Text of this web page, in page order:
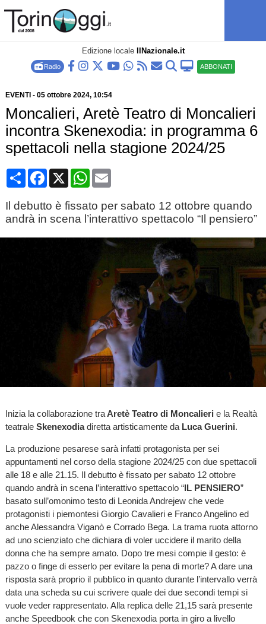
Edizione locale IlNazionale.it
Radio ABBONATI
EVENTI - 05 ottobre 2024, 10:54
Moncalieri, Aretè Teatro di Moncalieri
incontra Skenexodia: in programma 6
spettacoli nella stagione 2024/25
CondividiFacebook
X WhatsApp
Email
Il debutto è fissato per sabato 12 ottobre quando
andrà in scena l’interattivo spettacolo “Il pensiero”
Inizia la collaborazione traAretè Teatro di Moncalieri e la Realtà
teatrale Skenexodiadiretta artisticamente daLuca Guerini.
La produzione pesarese sarà infatti protagonista per sei
appuntamenti nel corso della stagione 2024/25 con due spettacoli
alle 18 e alle 21.15. Il debutto è fissato per sabato 12 ottobre
quando andrà in scena l’interattivo spettacolo “IL PENSIERO”
basato sull’omonimo testo di Leonida Andrejew che vede
protagonisti i piemontesi Giorgio Cavalieri e Franco Angelino ed
anche Alessandra Viganò e Corrado Bega. La trama ruota attorno
ad uno scienziato che dichiara di voler uccidere il marito della
donna che ha sempre amato. Dopo tre mesi compie il gesto: è
pazzo o finge di esserlo per evitare la pena di morte? A dare una
risposta sarà proprio il pubblico in quanto durante l’intervallo verrà
data una scheda su cui scrivere quale dei due secondi tempi si
vuole veder rappresentato. Alla replica delle 21,15 sarà presente
anche Speedbook che con Skenexodia porta in giro a livello